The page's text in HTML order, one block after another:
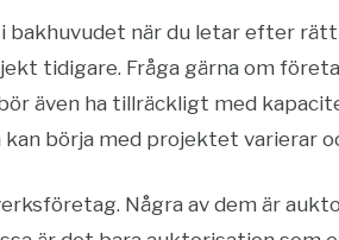
bakhuvudet när du letar efter
tidigare. Fråga gärna om
även ha tillräckligt med
börja med projektet varierar
Några av dem är